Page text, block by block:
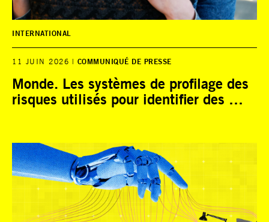
INTERNATIONAL
11 JUIN 2026 COMMUNIQUÉ DE PRESSE
Monde. Les systèmes de profilage des
risques utilisés pour identifier des …